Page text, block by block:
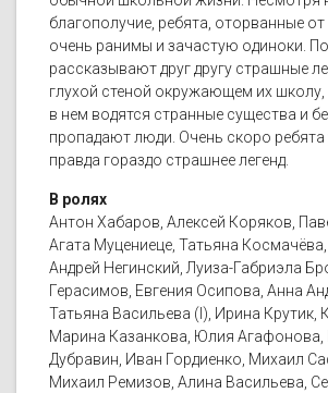
благополучие, ребята, оторванные
очень ранимы и зачастую одиноки.
рассказывают друг другу страшные
глухой стеной окружающем их школу,
в нем водятся странные существа и
пропадают люди. Очень скоро ребята
правда гораздо страшнее легенд.
В ролях
Антон Хабаров, Алексей Коряков,
Агата Муцениеце, Татьяна
Андрей Негинский, Луиза-Габриэла
Герасимов, Евгения Осипова, Анна
Татьяна Васильева (I), Ирина Крутик,
Марина Казанкова, Юлия Агафонова,
Дубравин, Иван Гордиенко, Михаил
Михаил Ремизов, Алина Васильева,